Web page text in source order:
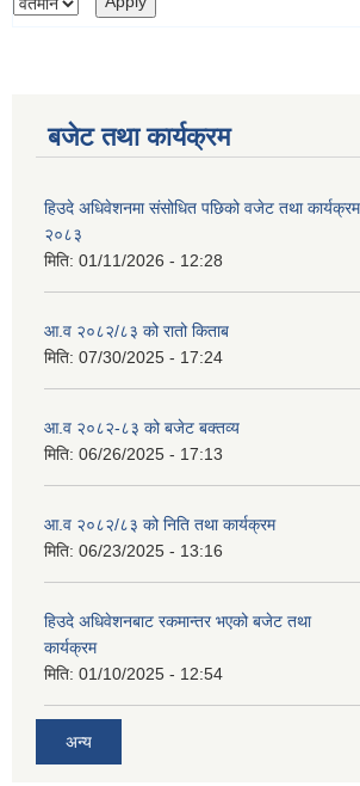
बजेट तथा कार्यक्रम
हिउदे अधिवेशनमा संसोधित पछिको वजेट तथा कार्यक्रम
२०८३
मिति: 01/11/2026 - 12:28
आ.व २०८२/८३ को रातो किताब
मिति: 07/30/2025 - 17:24
आ.व २०८२-८३ को बजेट बक्तव्य
मिति: 06/26/2025 - 17:13
आ.व २०८२/८३ को निति तथा कार्यक्रम
मिति: 06/23/2025 - 13:16
हिउदे अधिवेशनबाट रकमान्तर भएको बजेट तथा
कार्यक्रम
मिति: 01/10/2025 - 12:54
अन्य